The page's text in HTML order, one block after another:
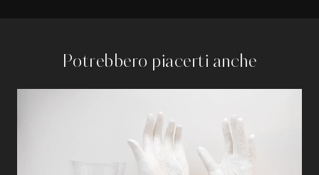
Potrebbero piacerti anche